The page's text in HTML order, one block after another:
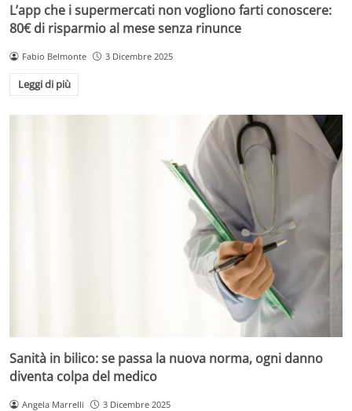
L’app che i supermercati non vogliono farti conoscere:
80€ di risparmio al mese senza rinunce
Fabio Belmonte 3 Dicembre 2025
Leggi di più
Sanità in bilico: se passa la nuova norma, ogni danno
diventa colpa del medico
Angela Marrelli 3 Dicembre 2025